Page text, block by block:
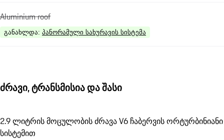
Aluminium roof
განახლდა: პანორამული სახურავის სისტემა
ძრავი, ტრანსმისია და შასი
2.9 ლიტრის მოცულობის ძრავა V6 ჩაბერვის ორტურბინიანი
სისტემით